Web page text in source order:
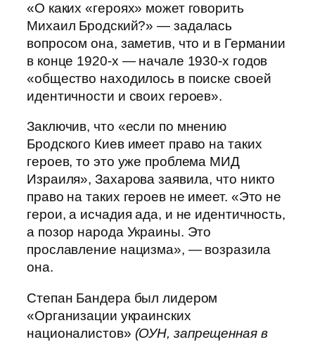
«О каких «героях» может говорить
Михаил Бродский?» — задалась
вопросом она, заметив, что и в Германии
в конце 1920-х — начале 1930-х годов
«общество находилось в поиске своей
идентичности и своих героев».
Заключив, что «если по мнению
Бродского Киев имеет право на таких
героев, то это уже проблема МИД
Израиля», Захарова заявила, что никто
право на таких героев не имеет. «Это не
герои, а исчадия ада, и не идентичность,
а позор народа Украины. Это
прославление нацизма», — возразила
она.
Степан Бандера был лидером
«Организации украинских
националистов» (ОУН, запрещенная в